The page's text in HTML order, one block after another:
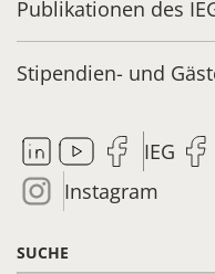
Publikationen des
Stipendien- und
IEG
Instagram
SUCHE